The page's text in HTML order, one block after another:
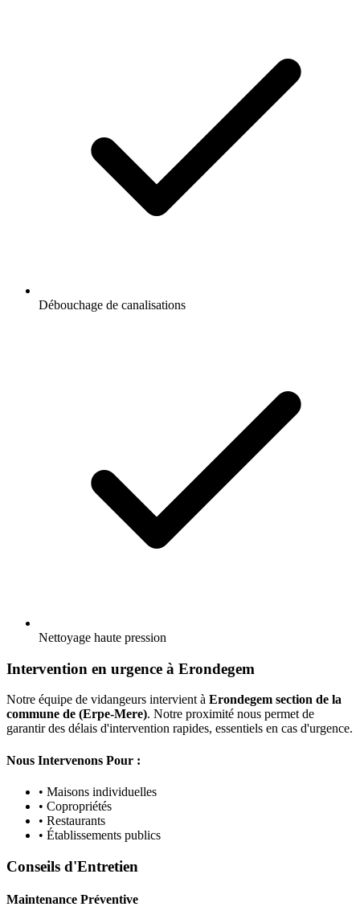
Débouchage de canalisations
Nettoyage haute pression
Intervention en urgence à Erondegem
Notre équipe de vidangeurs intervient à Erondegem section de la
commune de (Erpe-Mere). Notre proximité nous permet de
garantir des délais d'intervention rapides, essentiels en cas d'urgence.
Nous Intervenons Pour :
• Maisons individuelles
• Copropriétés
• Restaurants
• Établissements publics
Conseils d'Entretien
Maintenance Préventive